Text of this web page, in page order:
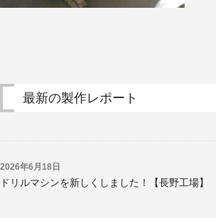
最新の製作レポート
2026年6月18日
ドリルマシンを新しくしました！【長野工場】